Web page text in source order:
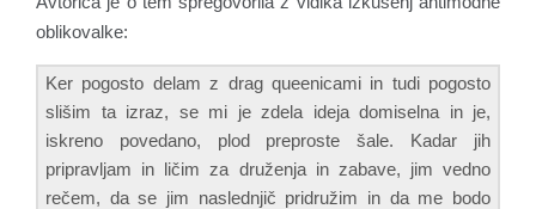
oblikovalke:
Ker pogosto delam z drag queenicami in tudi pogosto
slišim ta izraz, se mi je zdela ideja domiselna in je,
iskreno povedano, plod preproste šale. Kadar jih
pripravljam in ličim za druženja in zabave, jim vedno
rečem, da se jim naslednjič pridružim in da me bodo